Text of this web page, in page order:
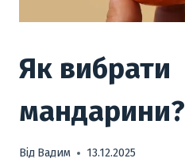
Як вибрати
мандарини?
Від Вадим 13.12.2025